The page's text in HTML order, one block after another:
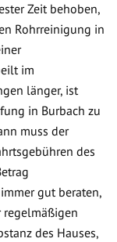
Zeit behoben,
Rohrreinigung in
im
länger, ist
in Burbach zu
muss der
des
gut beraten,
regelmäßigen
des Hauses,